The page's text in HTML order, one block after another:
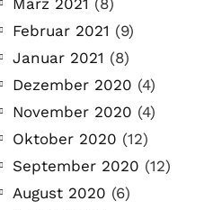
März 2021 (8)
Februar 2021 (9)
Januar 2021 (8)
Dezember 2020 (4)
November 2020 (4)
Oktober 2020 (12)
September 2020 (12)
August 2020 (6)